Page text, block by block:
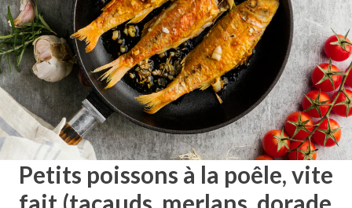
Petits poissons à la poêle, vite